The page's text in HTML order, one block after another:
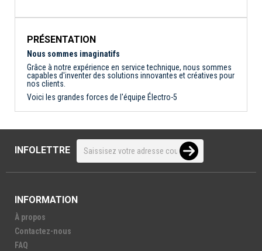
PRÉSENTATION
Nous sommes imaginatifs
Grâce à notre expérience en service technique, nous sommes
capables d'inventer des solutions innovantes et créatives pour
nos clients.
Voici les grandes forces de l'équipe Électro-5
INFOLETTRE
INFORMATION
À propos
Contactez-nous
FAQ